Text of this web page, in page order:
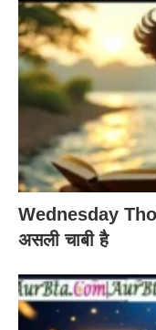
Wednesday
असली चाबी है